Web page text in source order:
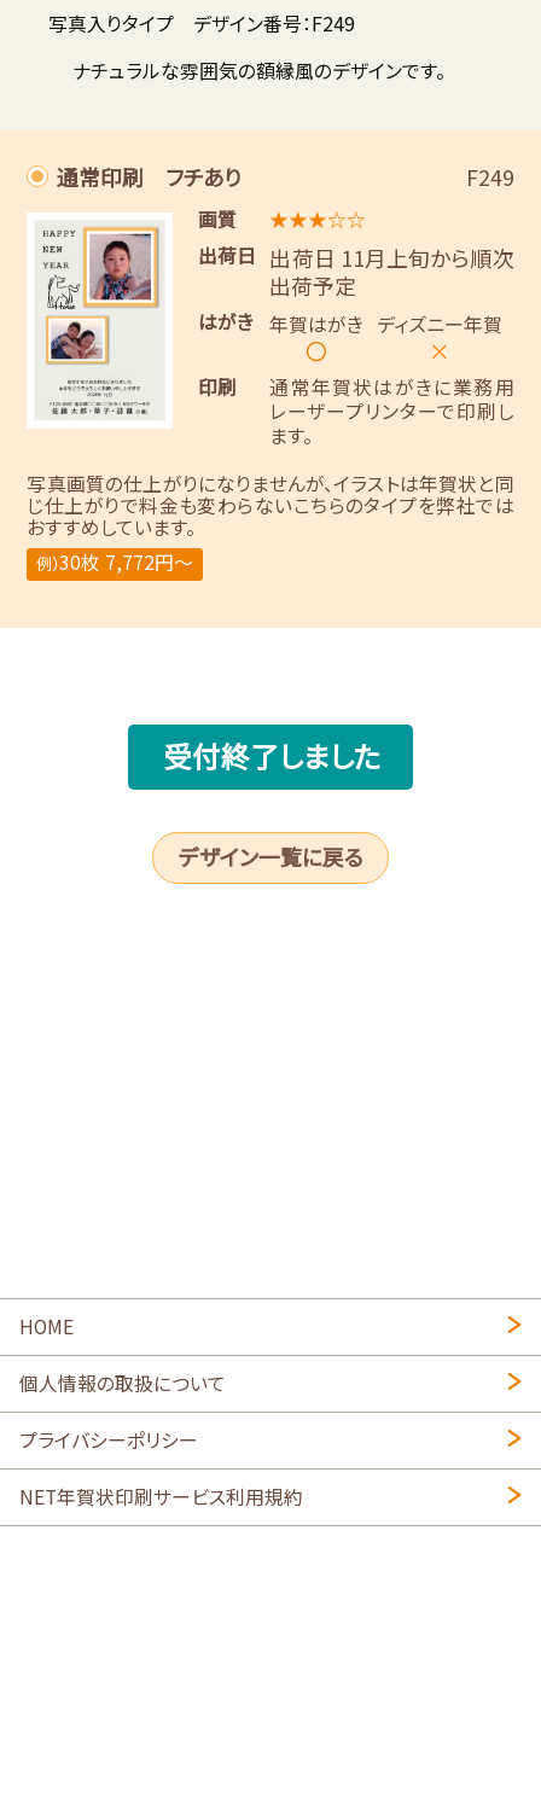
写真入りタイプ デザイン番号：F249
ナチュラルな雰囲気の額縁風のデザインです。
通常印刷 フチあり F249
画質
★★★☆☆
出荷日
出荷日 11月上旬から順次
出荷予定
はがき 年賀はがき
〇
ディズニー年賀
×
印刷
通常年賀状はがきに業務用
レーザープリンターで印刷し
ます。
写真画質の仕上がりになりませんが、イラストは年賀状と同
じ仕上がりで料金も変わらないこちらのタイプを弊社では
おすすめしています。
例）30枚 7,772円～
受付終了しました
デザイン一覧に戻る
HOME
個人情報の取扱について
プライバシーポリシー
NET年賀状印刷サービス利用規約